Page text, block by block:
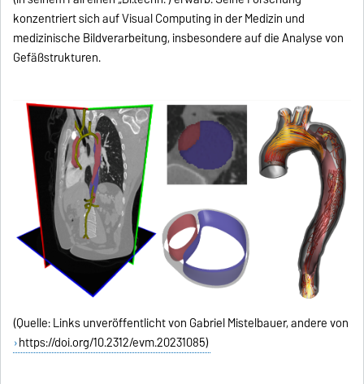
konzentriert sich auf Visual Computing in der Medizin und
medizinische Bildverarbeitung, insbesondere auf die Analyse von
Gefäßstrukturen.
(Quelle: Links unveröffentlicht von Gabriel Mistelbauer, andere von
https://doi.org/10.2312/evm.20231085)